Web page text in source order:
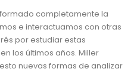
completamente la
e interactuamos con otras
por estudiar estas
los últimos años. Miller
nuevas formas de analizar